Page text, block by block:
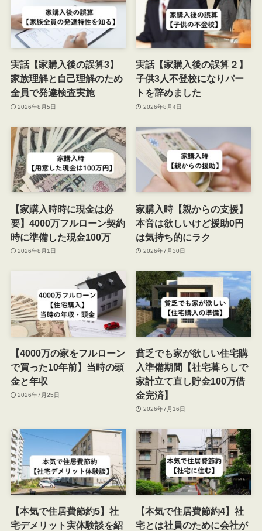
実話【家購入後の誤算3】
家族理解と自己理解のため
全員で発達検査実施
2026年8月5日
実話【家購入後の誤算２】
子供3人不登校になりパー
トを辞めました
2026年8月4日
【家購入時時に現金は必
要】4000万フルローン契約
時に準備した現金100万
2026年8月1日
家購入時【親からの支援】
本音は欲しいけど援助0円
は気持ち的にラク
2026年7月30日
【4000万の家をフルローン
で買った10年前】当時の頭
金と年収
2026年7月25日
貧乏でも家が欲しい住宅購
入準備期間【社宅暮らしで
家計立て直し貯金100万借
金完済】
2026年7月16日
【本気で住居費節約5】社
宅デメリット実体験談を紹
【本気で住居費節約4】社
宅とは社員のために会社が